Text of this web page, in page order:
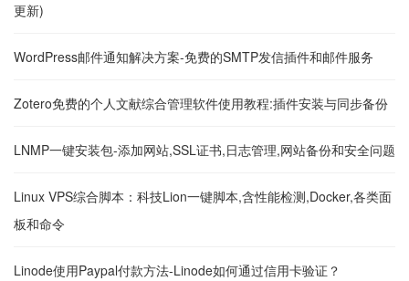
更新)
WordPress邮件通知解决方案-免费的SMTP发信插件和邮件服务
Zotero免费的个人文献综合管理软件使用教程:插件安装与同步备份
LNMP一键安装包-添加网站,SSL证书,日志管理,网站备份和安全问题
Linux VPS综合脚本：科技Lion一键脚本,含性能检测,Docker,各类面
板和命令
Linode使用Paypal付款方法-Linode如何通过信用卡验证？